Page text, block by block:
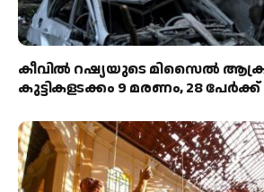
കീവിൽ റഷ്യയുടെ മിസൈൽ
കുട്ടികളടക്കം 9 മരണം, 28 പേർക്ക്